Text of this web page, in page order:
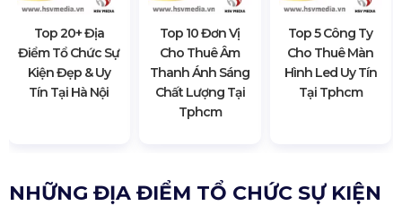
Top 20+ Địa
Điểm Tổ Chức Sự
Kiện Đẹp & Uy
Tín Tại Hà Nội
Top 10 Đơn Vị
Cho Thuê Âm
Thanh Ánh Sáng
Chất Lượng Tại
Tphcm
Top 5 Công Ty
Cho Thuê Màn
Hình Led Uy Tín
Tại Tphcm
NHỮNG ĐỊA ĐIỂM TỔ CHỨC SỰ KIỆN